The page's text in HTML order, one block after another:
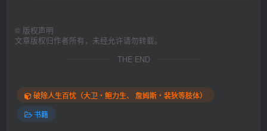
© 版权声明
文章版权归作者所有，未经允许请勿转载。
THE END
破除人生百忧（大卫‧鲍力生、 詹姆斯‧裴狄等肢体）
书籍